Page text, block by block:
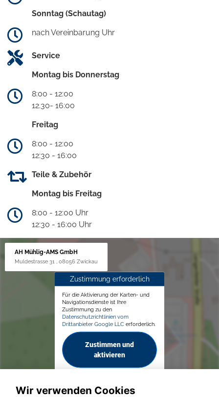
Sonntag (Schautag)
nach Vereinbarung Uhr
Service
Montag bis Donnerstag
8:00 - 12:00
12.30- 16:00
Freitag
8:00 - 12:00
12:30 - 16:00
Teile & Zubehör
Montag bis Freitag
8:00 - 12:00 Uhr
12:30 - 16:00 Uhr
AH Mühlig-AMS GmbH
Muldestrasse 31 , 08056 Zwickau
Zustimmung erforderlich
Für die Aktivierung der Karten- und
Navigationsdienste ist Ihre
Zustimmung zu den
Datenschutzrichtlinien vom
Drittanbieter Google LLC erforderlich.
Zustimmen und
aktivieren
Wir verwenden Cookies